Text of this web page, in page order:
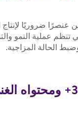
عنصرًا ضروريًا لإنتاج
تنظم عملية النمو
الحالة المزاجية.